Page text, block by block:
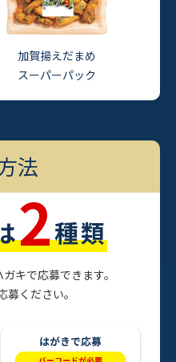
加賀揚えだまめ
スーパーパック
法
2種類
キで応募できます。
募ください。